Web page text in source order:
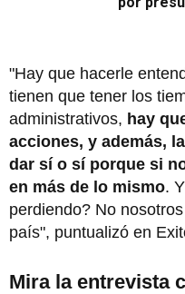
"Hay que hacerle
tienen que tener los
administrativos, hay
acciones, y además,
dar sí o sí porque si
en más de lo mismo.
perdiendo? No
país", puntualizó en
Mira la entrevista